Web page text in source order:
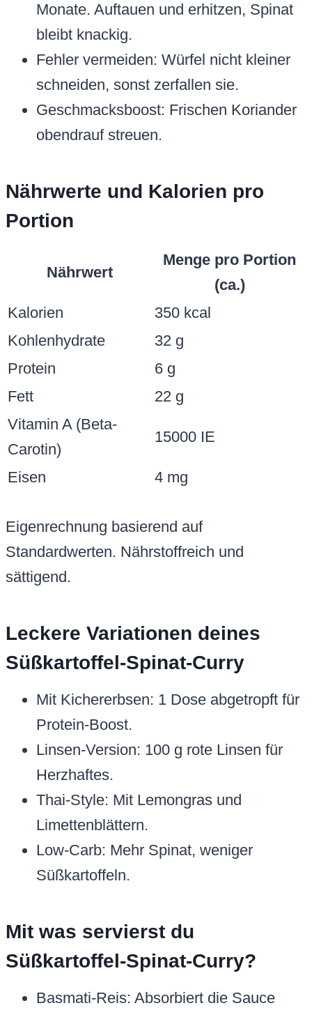
Monate. Auftauen und erhitzen, Spinat
bleibt knackig.
Fehler vermeiden: Würfel nicht kleiner
schneiden, sonst zerfallen sie.
Geschmacksboost: Frischen Koriander
obendrauf streuen.
Nährwerte und Kalorien pro
Portion
Nährwert
Menge pro Portion
(ca.)
Kalorien
350 kcal
Kohlenhydrate
32 g
Protein
6 g
Fett
22 g
Vitamin A (Beta-
Carotin)
15000 IE
Eisen 4 mg
Eigenrechnung basierend auf
Standardwerten. Nährstoffreich und
sättigend.
Leckere Variationen deines
Süßkartoffel-Spinat-Curry
Mit Kichererbsen: 1 Dose abgetropft für
Protein-Boost.
Linsen-Version: 100 g rote Linsen für
Herzhaftes.
Thai-Style: Mit Lemongras und
Limettenblättern.
Low-Carb: Mehr Spinat, weniger
Süßkartoffeln.
Mit was servierst du
Süßkartoffel-Spinat-Curry?
Basmati-Reis: Absorbiert die Sauce